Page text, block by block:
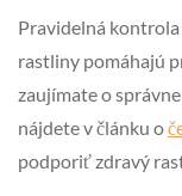
Pravidelná
rastliny pomáhajú
zaujímate o
nájdete v článku o
podporiť zdravý